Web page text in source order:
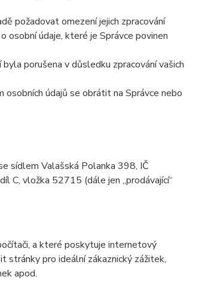
požadovat omezení jejich zpracování
osobní údaje, které je Správce povinen
porušena v důsledku zpracování vašich
osobních údajů se obrátit na Správce nebo
sídlem Valašská Polanka 398, IČ
C, vložka 52715 (dále jen „prodávající“
a které poskytuje internetový
stránky pro ideální zákaznický zážitek,
apod.